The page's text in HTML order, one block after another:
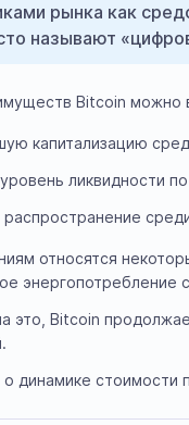
рынка как
называют
Bitcoin можно
капитализацию
ликвидности
относятся
это, Bitcoin
динамике стоимости